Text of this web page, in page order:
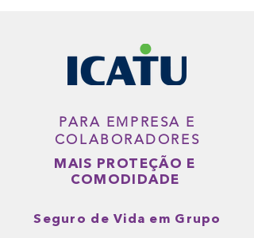
PARA EMPRESA E
COLABORADORES
MAIS PROTEÇÃO E
COMODIDADE
Seguro de Vida em Grupo